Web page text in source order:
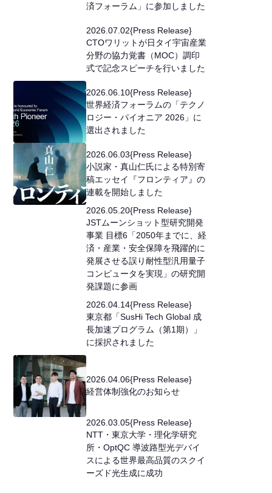
済フォーラム」に参加しました
2026 .07 .02{Press Release}
CTOワリットが日タイ宇宙産業
分野の協力覚書（MOC）調印
式で記念スピーチを行いました
2026 .06 10{Press Release}
世界経済フォーラムの「テクノ
ロジー・パイオニア 2026」に
選出されました
2026 .06 .03{Press Release}
小説家・真山仁氏による特別寄
稿エッセイ『フロンティア』の
連載を開始しました
2026 .05 20{Press Release}
JSTムーンショット型研究開発
事業 目標6「2050年までに、経
済・産業・安全保障を飛躍的に
発展させる誤り耐性型汎用量子
コンピュータを実現」の研究開
発課題に参画
2026 .04 14{Press Release}
東京都「SusHi Tech Global 成
長加速プログラム（第1期）」
に採択されました
2026 .04 .06{Press Release}
経営体制強化のお知らせ
2026 .03 .05{Press Release}
NTT・東京大学・理化学研究
所・OptQC 導波路型光デバイ
スによる世界最高品質のスクイ
ーズド光生成に成功